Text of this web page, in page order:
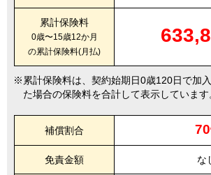
累計保険料
0歳〜15歳12か月
の累計保険料(月払)
累計保険料は、契約始期日0歳120日で加
た場合の保険料を合計して表示しています
補償割合 70
免責金額 な